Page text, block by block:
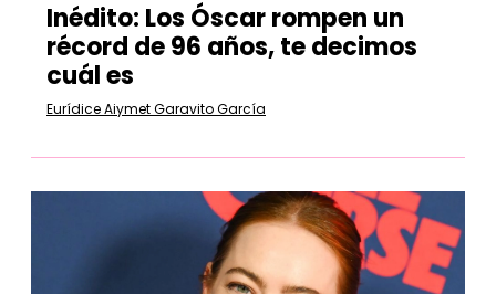
Inédito: Los Óscar rompen un
récord de 96 años, te decimos
cuál es
Eurídice Aiymet Garavito García